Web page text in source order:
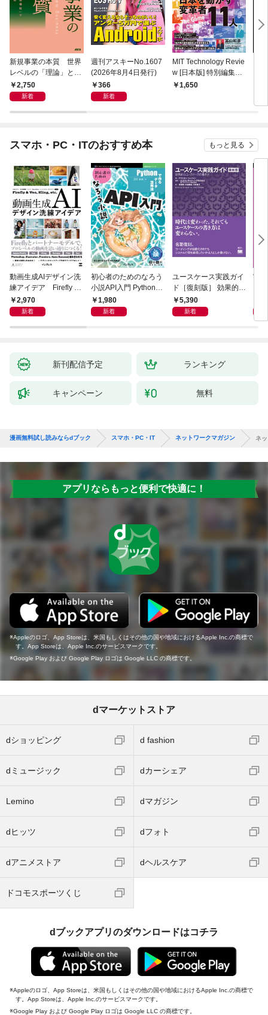
新規事業の本質 世界
レベルの「理論」と
「現場知」で描く全体
地図
2,750
新着
週刊アスキーNo.1607
(2026年8月4日発行)
366
新着
MIT Technology Revie
w [日本版] 特別編集
ポスト都市時代の社会
1,650
スマホ・PC・ITのおすすめ本 もっと見る
動画生成AIデザイン洗
練アイデア Firefly &
Veo， Kling， etc.
2,970
新着
初心者のためのなろう
小説API入門 Pythonで
作るデータ活用法
1,980
新着
ユースケース実践ガイ
ド［復刻版］ 効果的な
ユースケースの書き方
5,390
新着
実
新刊配信予定 ランキング
キャンペーン 無料
漫画無料試し読みならdブック スマホ・PC・IT ネットワークマガジン ネ
アプリならもっと便利で快適に！
Appleのロゴ、App Storeは、米国もしくはその他の国や地域におけるApple Inc.の商標で
す。App Storeは、Apple Inc.のサービスマークです。
Google Play および Google Play ロゴは Google LLC の商標です。
dマーケットストア
dショッピング d fashion
dミュージック dカーシェア
Lemino dマガジン
dヒッツ dフォト
dアニメストア dヘルスケア
ドコモスポーツくじ
dブックアプリのダウンロードはコチラ
Appleのロゴ、App Storeは、米国もしくはその他の国や地域におけるApple Inc.の商標で
す。App Storeは、Apple Inc.のサービスマークです。
Google Play および Google Play ロゴは Google LLC の商標です。